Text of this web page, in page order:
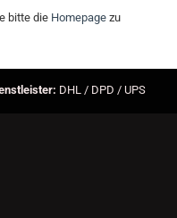
bitte die Homepage zu
DHL / DPD / UPS